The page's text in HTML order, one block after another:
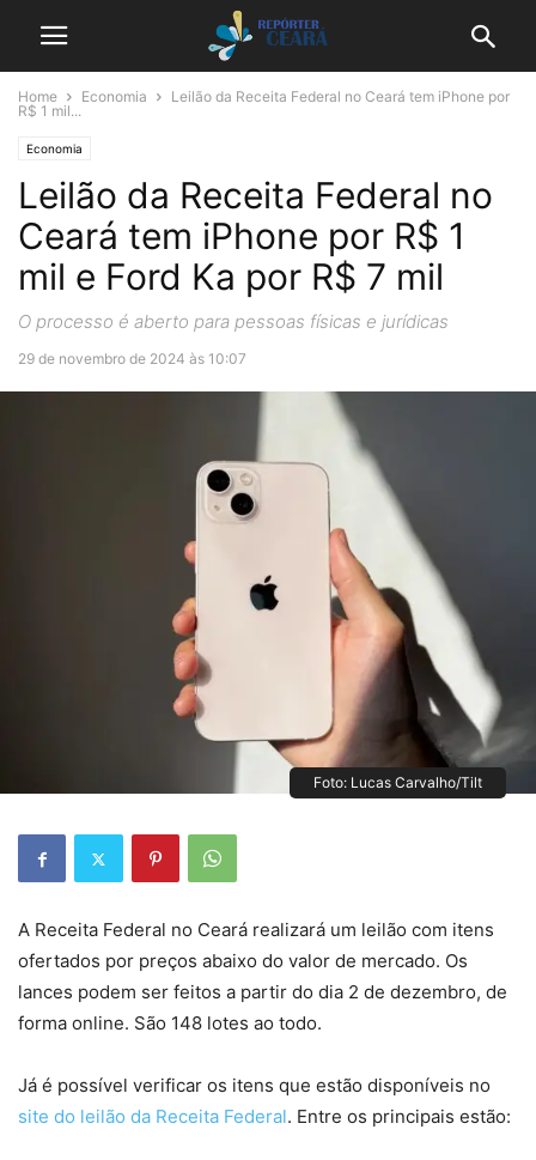
Home Economia
Leilão da Receita Federal no Ceará tem iPhone por
R$ 1 mil...
Economia
Leilão da Receita Federal no
Ceará tem iPhone por R$ 1
mil e Ford Ka por R$ 7 mil
O processo é aberto para pessoas físicas e jurídicas
29 de novembro de 2024 às 10:07
Foto: Lucas Carvalho/Tilt
A Receita Federal no Ceará realizará um leilão com itens
ofertados por preços abaixo do valor de mercado. Os
lances podem ser feitos a partir do dia 2 de dezembro, de
forma online. São 148 lotes ao todo.
Já é possível verificar os itens que estão disponíveis no
site do leilão da Receita Federal. Entre os principais estão: